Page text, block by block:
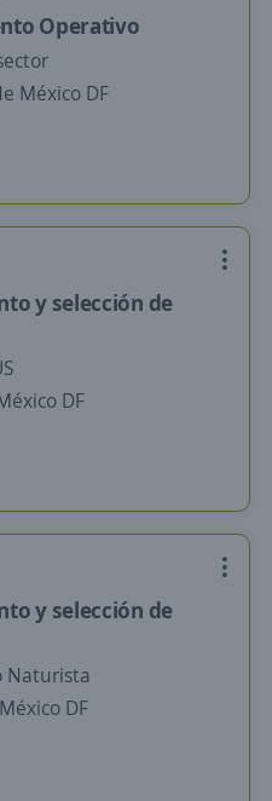
Operativo
México DF
y selección de
DF
y selección de
Naturista
DF